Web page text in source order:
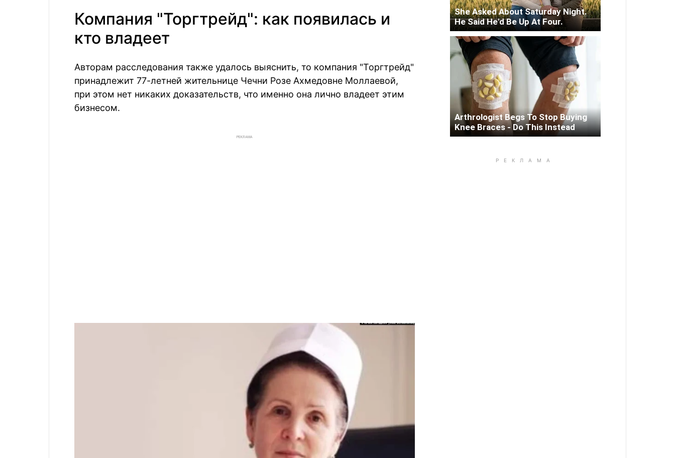
Компания "Торгтрейд": как появилась и
кто владеет
Авторам расследования также удалось выяснить, то компания "Торгтрейд"
принадлежит 77-летней жительнице Чечни Розе Ахмедовне Моллаевой,
при этом нет никаких доказательств, что именно она лично владеет этим
бизнесом.
РЕКЛАМА